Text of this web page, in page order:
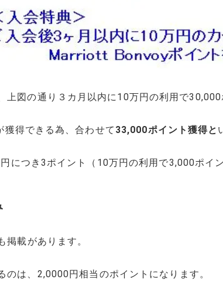
図の通り３カ月以内に10万円の利用で30,000
得できる為、合わせて 33,000ポイント獲得と
につき3ポイント（10万円の利用で3,000ポイン
掲載があります。
は、2,0000円相当のポイントになります。